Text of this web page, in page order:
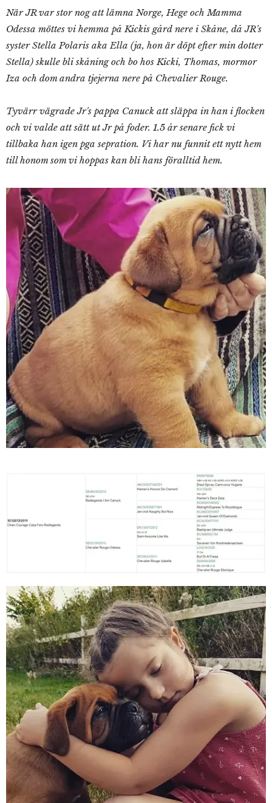
När JR var stor nog att lämna Norge, Hege och Mamma
Odessa möttes vi hemma på Kickis gård nere i Skåne, dåJR's
syster Stella Polaris aka Ella (ja, hon är döpt efter min dotter
Stella) skulle bli skåning och bo hos Kicki, Thomas, mormor
Iza och dom andra tjejerna nere på Chevalier Rouge.
Tyvärr vägrade Jr's pappa Canuck att släppa in han i flocken
och vi valde att sätt ut Jr på foder. 1.5 år senare fick vi
tillbaka han igen pga sepration. Vi har nu funnit ett nytt hem
till honom som vi hoppas kan bli hans föralltid hem.